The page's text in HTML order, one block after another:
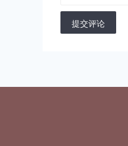
提交评论